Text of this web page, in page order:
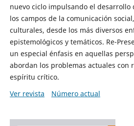
nuevo ciclo impulsando el desarrollo
los campos de la comunicación
culturales, desde los más diversos
epistemológicos y temáticos. Re-
un especial énfasis en aquellas
abordan los problemas actuales con
espíritu crítico.
Ver revista
Número actual